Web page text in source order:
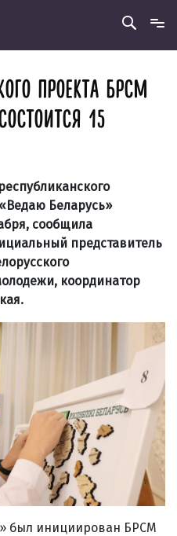
ПРОЕКТА БРСМ
15
Беларусь»
сообщила
представитель
координатор
был инициирован БРСМ